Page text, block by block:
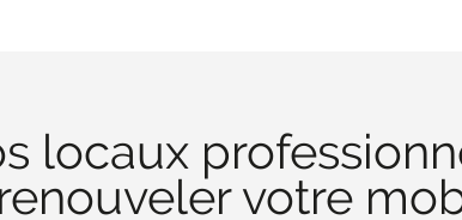
locaux
votre